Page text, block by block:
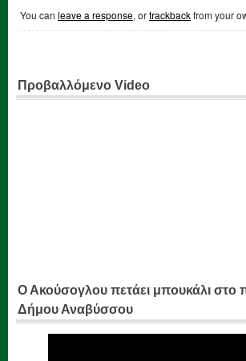
You can leave a response, ortrackbackfrom your
Προβαλλόμενο Video
Ο Ακούσογλου πετάει μπουκάλι στο
Δήμου Αναβύσσου